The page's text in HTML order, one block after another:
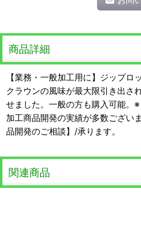
商品詳細
【業務・一般加工用に】ジップ
クラウンの風味が最大限引き出さ
せました。一般の方も購入可能。
加工商品開発の実績が多数ござい
品開発のご相談】/承ります。
関連商品